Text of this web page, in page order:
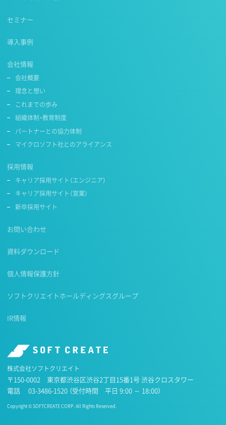
株式会社ソフトクリエイト
〒150-0002 東京都渋谷区渋谷2丁目15番1号 渋谷クロスタワー
電話 03-3486-1520 （受付時間 平日 9:00 ～ 18:00）
Copyright © SOFTCREATE CORP. All Rights Reserved.
セミナー
導入事例
会社情報
会社概要
理念と想い
これまでの歩み
組織体制・教育制度
パートナーとの協力体制
マイクロソフト社とのアライアンス
採用情報
キャリア採用サイト（エンジニア）
キャリア採用サイト（営業）
新卒採用サイト
お問い合わせ
資料ダウンロード
個人情報保護方針
ソフトクリエイトホールディングスグループ
IR情報